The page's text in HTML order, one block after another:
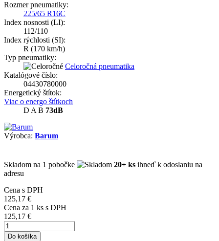
Rozmer pneumatiky:
225/65 R16C
Index nosnosti (LI):
112/110
Index rýchlosti (SI):
R (170 km/h)
Typ pneumatiky:
Celoročná pneumatika
Katalógové číslo:
04430780000
Energetický štítok:
Viac o energo štítkoch
D A B 73dB
Výrobca: Barum
Skladom na 1 pobočke 20+ ks ihneď k odoslaniu na
adresu
Cena s DPH
125,17 €
Cena za 1 ks s DPH
125,17 €
Do košíka